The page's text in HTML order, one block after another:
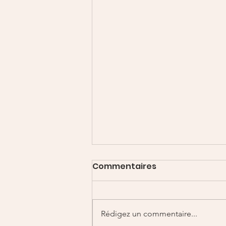
Commentaires
Rédigez un commentaire...